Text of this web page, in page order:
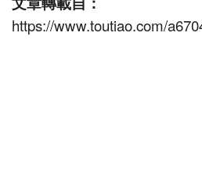
https://www.toutiao.com/